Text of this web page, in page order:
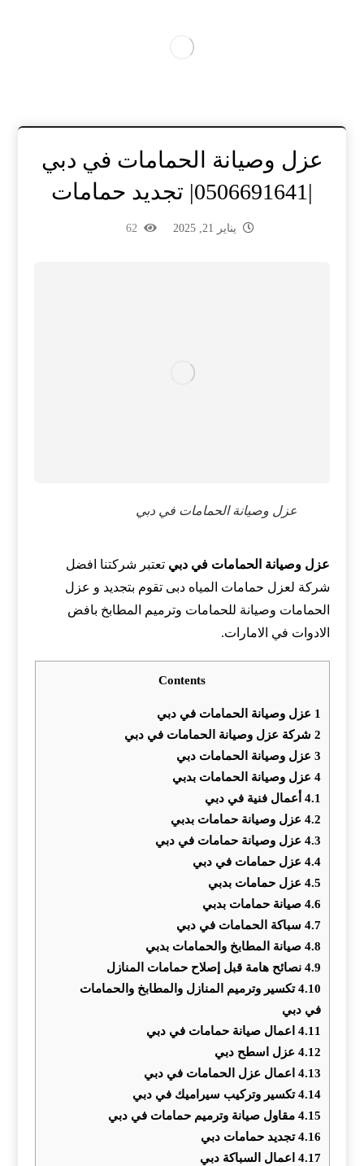
عزل وصيانة الحمامات في دبي
|0506691641| تجديد حمامات
يناير 21, 2025 62
عزل وصيانة الحمامات في دبي
عزل وصيانة الحمامات في دبيتعتبر شركتنا افضل
شركة لعزل حمامات المياه دبى تقوم بتجديد و عزل
الحمامات وصيانة للحمامات وترميم المطابخ بافض
الادوات في الامارات.
Contents
1 عزل وصيانة الحمامات في دبي
2 شركة عزل وصيانة الحمامات في دبي
3 عزل وصيانة الحمامات دبي
4 عزل وصيانة الحمامات بدبي
4.1 أعمال فنية في دبي
4.2 عزل وصيانة حمامات بدبي
4.3 عزل وصيانة حمامات في دبي
4.4 عزل حمامات في دبي
4.5 عزل حمامات بدبي
4.6 صيانة حمامات بدبي
4.7 سباكة الحمامات في دبي
4.8 صيانة المطابخ والحمامات بدبي
4.9 نصائح هامة قبل إصلاح حمامات المنازل
4.10تكسير وترميم المنازل والمطابخ والحمامات
في دبي
4.11 اعمال صيانة حمامات في دبي
4.12 عزل اسطح دبي
4.13 اعمال عزل الحمامات في دبي
4.14تكسير وتركيب سيراميك في دبي
4.15 مقاول صيانة وترميم حمامات في دبي
4.16تجديد حمامات دبي
4.17 اعمال السباكة دبي